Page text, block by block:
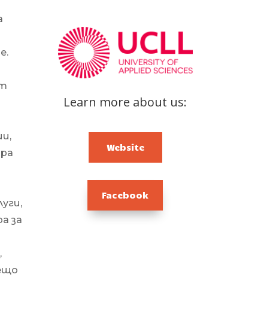
GUIDE FOR SCHOOL
LEADERS
LITERATURE REVIEW
за
Learn more about us:
Website
Facebook